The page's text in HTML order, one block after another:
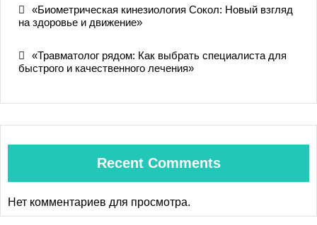
«Биометрическая кинезиология Сокол: Новый взгляд
на здоровье и движение»
«Травматолог рядом: Как выбрать специалиста для
быстрого и качественного лечения»
Recent Comments
Нет комментариев для просмотра.